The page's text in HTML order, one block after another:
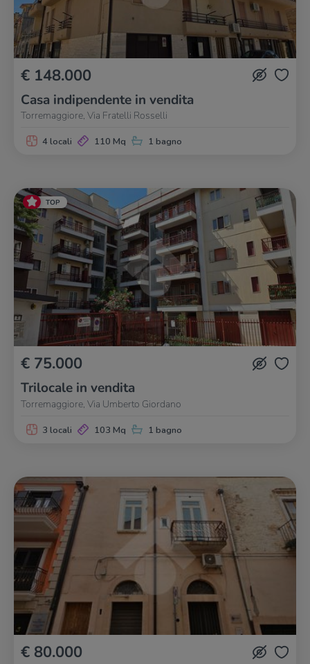
€ 148.000
Casa indipendente in vendita
Torremaggiore, Via Fratelli Rosselli
4 locali 110 Mq 1 bagno
TOP
€ 75.000
Trilocale in vendita
Torremaggiore, Via Umberto Giordano
3 locali 103 Mq 1 bagno
€ 80.000